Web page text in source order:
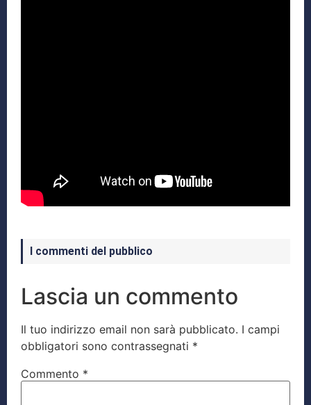
I commenti del pubblico
Lascia un commento
Il tuo indirizzo email non sarà pubblicato. I campi
obbligatori sono contrassegnati *
Commento *